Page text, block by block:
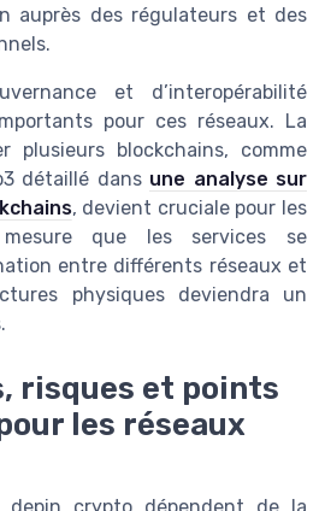
auprès des régulateurs et des
et d’interopérabilité
pour ces réseaux. La
plusieurs blockchains, comme
détaillé dans une analyse sur
, devient cruciale pour les
que les services se
entre différents réseaux et
physiques deviendra un
risques et points
les réseaux